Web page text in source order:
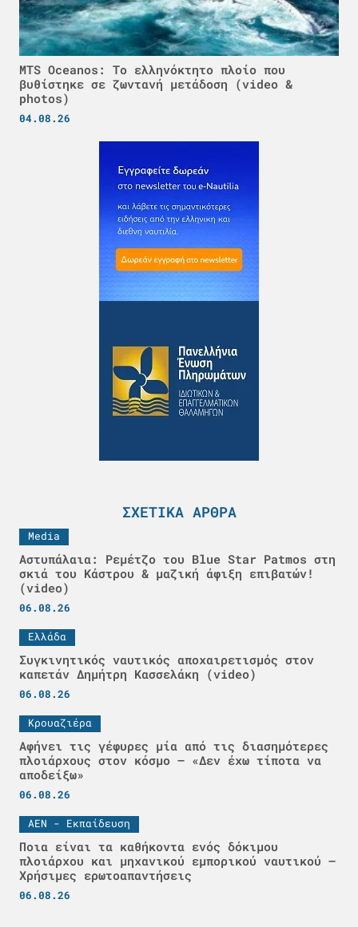
MTS Oceanos: Το ελληνόκτητο πλοίο που
βυθίστηκε σε ζωντανή μετάδοση (video &
photos)
04.08.26
ΣΧΕΤΙΚΆ ΆΡΘΡΑ
Media
Αστυπάλαια: Ρεμέτζο του Blue Star Patmos στη
σκιά του Κάστρου & μαζική άφιξη επιβατών!
(video)
06.08.26
Ελλάδα
Συγκινητικός ναυτικός αποχαιρετισμός στον
καπετάν Δημήτρη Κασσελάκη (video)
06.08.26
Κρουαζιέρα
Αφήνει τις γέφυρες μία από τις διασημότερες
πλοιάρχους στον κόσμο – «Δεν έχω τίποτα να
αποδείξω»
06.08.26
ΑΕΝ - Εκπαίδευση
Ποια είναι τα καθήκοντα ενός δόκιμου
πλοιάρχου και μηχανικού εμπορικού ναυτικού –
Χρήσιμες ερωτοαπαντήσεις
06.08.26